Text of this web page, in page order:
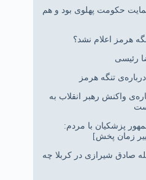
حکومت پهلوی بود و هم
هرمز اعلام نشد؟
رئیسی
تنگه هرمز
واکنش رهبر انقلاب به
پزشکیان با مردم:
صادق شیرازی در کربلا چه